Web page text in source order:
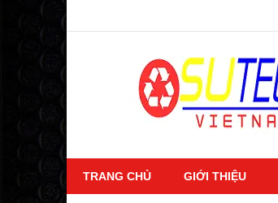
TRANG CHỦ GIỚI THIỆU